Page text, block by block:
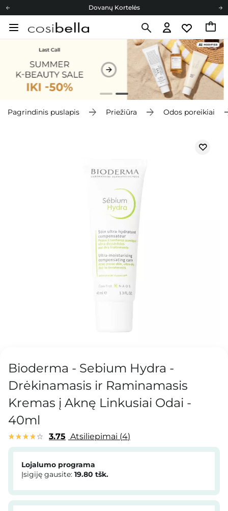
Dovanų Kortelės
Cosibella lojalumo programa
Pagrindinis puslapis Priežiūra Odos poreikiai
Bioderma - Sebium Hydra -
Drėkinamasis ir Raminamasis
Kremas į Aknę Linkusiai Odai -
40ml
3.75 Atsiliepimai 4
Lojalumo programa
Įsigiję gausite: 19.80 tšk.